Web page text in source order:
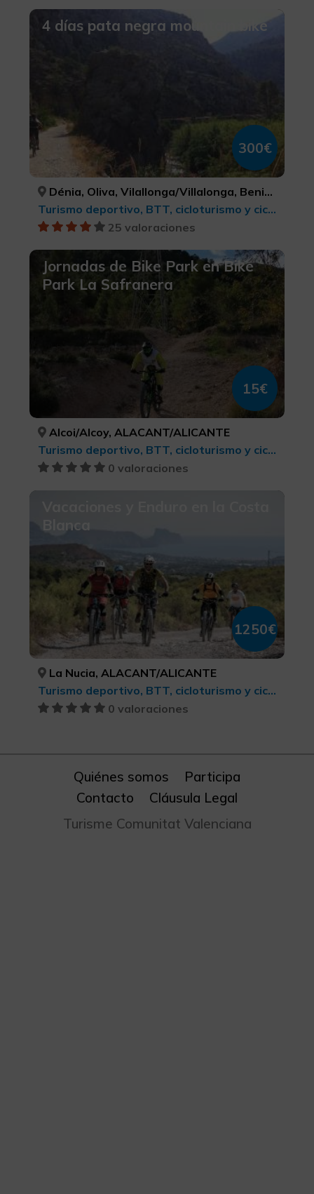
4 días pata negra mountain bike
300€
Dénia, Oliva, Vilallonga/Villalonga, Beniarrés, Gaianes, Muro de Alcoy, Bocairent, Ibi, Alcoi/Alcoy, Benasau, Confrides, El Castell de Guadalest, Altea, Senija, Gata de Gorgos, Xàbia/Jávea, ALACANT/ALICANTE, VALÈNCIA, VALÈNCIA, ALACANT/ALICANTE, ALACANT/ALICANTE, ALACANT/ALICANTE, VALÈNCIA, ALACANT/ALICANTE, ALACANT/ALICANTE, ALACANT/ALICANTE, ALACANT/ALICANTE, ALACANT/ALICANTE, ALACANT/ALICANTE, ALACANT/ALICANTE, ALACANT/ALICANTE, ALACANT/ALICANTE
Turismo deportivo, BTT, cicloturismo y ciclismo
25 valoraciones
Jornadas de Bike Park en Bike
Park La Safranera
15€
Alcoi/Alcoy, ALACANT/ALICANTE
Turismo deportivo, BTT, cicloturismo y ciclismo
0 valoraciones
Blanca
1250€
La Nucia, ALACANT/ALICANTE
Turismo deportivo, BTT, cicloturismo y ciclismo
0 valoraciones
Quiénes somos
Participa
Contacto
Cláusula Legal
Turisme Comunitat Valenciana